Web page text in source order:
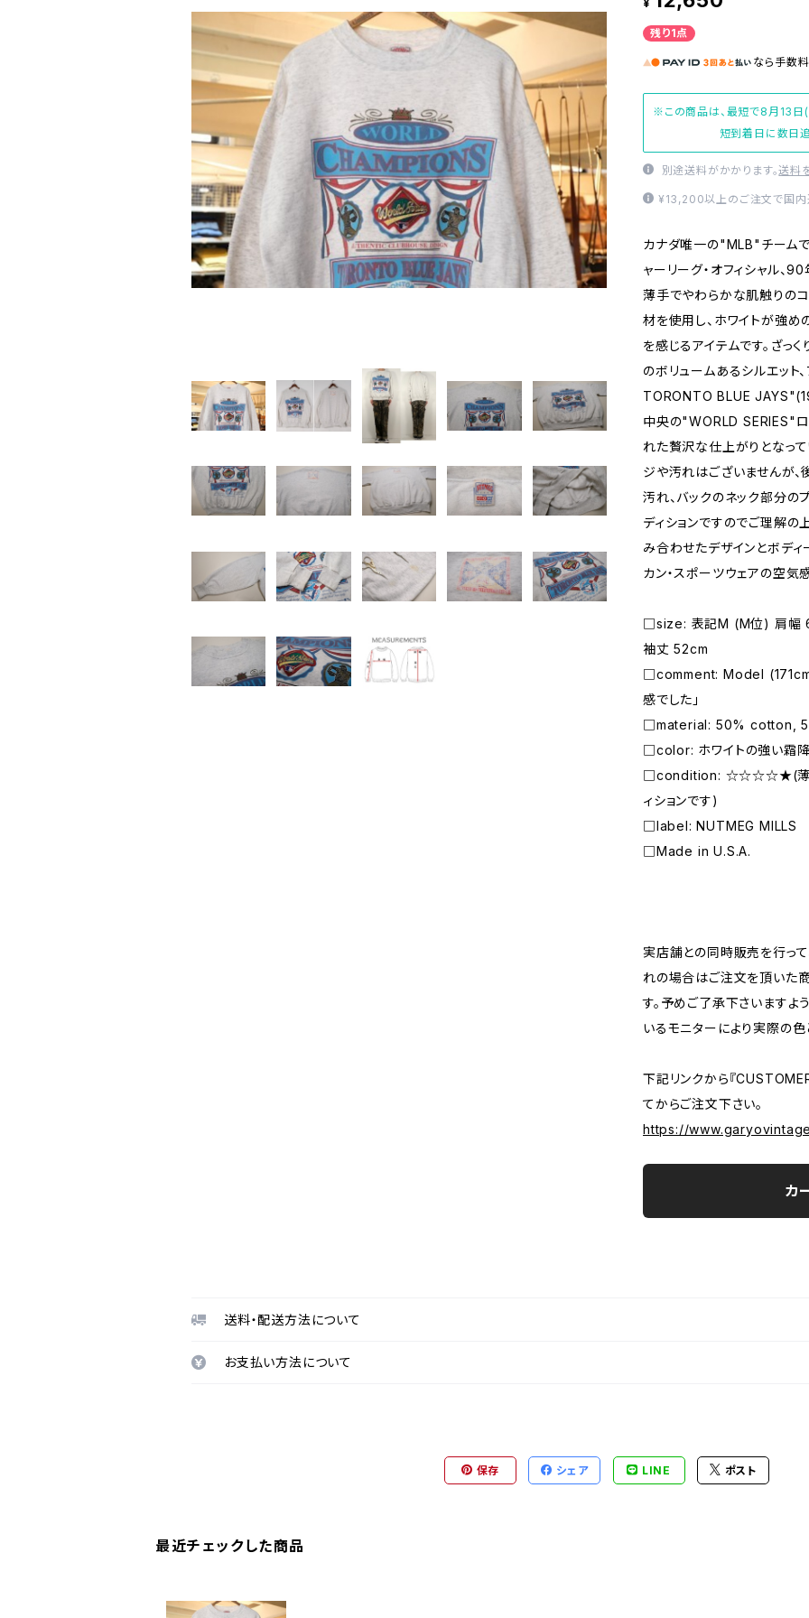
¥
残り1点
なら 手数
※この商品は、最短で8月13日(
短到着日に数日
別途送料がかかります。送料
¥13,200以上のご注文で国内
カナダ唯一の"MLB"チームで
ャーリーグ・オフィシャル、
薄手でやわらかな肌触りの
材を使用し、ホワイトが強
を感じるアイテムです。ざっ
のボリュームあるシルエッ
TORONTO BLUE
中央の"WORLD SERIES"
れた贅沢な仕上がりとなっ
ジや汚れはございませんが
汚れ、バックのネック部分の
ディションですのでご理解の
み合わせたデザインとボディ
カン・スポーツウェアの空気
□size: 表記M (M位) 肩幅
袖丈 52cm
□comment: Model
感でした」
□material: 50% cotton,
□color: ホワイトの強い霜
□condition: ☆☆☆☆★(薄っ
ィションです)
□label: NUTMEG MILLS
□Made in U.S.A.
実店舗との同時販売を行っ
れの場合はご注文を頂いた
す。予めご了承下さいますよ
いるモニターにより実際の
下記リンクから『
てからご注文下さい。
https://
カ
送料・配送方法について
お支払い方法について
保存 シェア LINE ポスト
最近チェックした商品